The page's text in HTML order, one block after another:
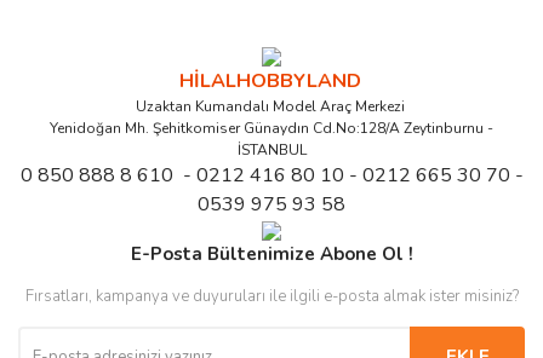
HİLALHOBBYLAND
Uzaktan Kumandalı Model Araç Merkezi
Yenidoğan Mh. Şehitkomiser Günaydın Cd.No:128/A Zeytinburnu -
İSTANBUL
0 850 888 8 610 - 0212 416 80 10 - 0212 665 30 70 -
0539 975 93 58
E-Posta Bültenimize Abone Ol !
Fırsatları, kampanya ve duyuruları ile ilgili e-posta almak ister misiniz?